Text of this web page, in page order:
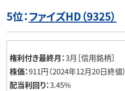
5位：ファイズHD（9325）
権利付き最終月：3月［信用銘柄］
株価：911円（2024年12月20日終値）
配当利回り：3.45%